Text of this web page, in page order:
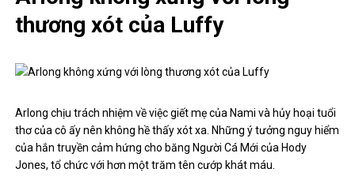
thương xót của Luffy
Arlong chịu trách nhiệm về việc giết mẹ của Nami và hủy hoại tuổi
thơ của cô ấy nên không hề thấy xót xa. Những ý tưởng nguy hiểm
của hắn truyền cảm hứng cho băng Người Cá Mới của Hody
Jones, tổ chức với hơn một trăm tên cướp khát máu.